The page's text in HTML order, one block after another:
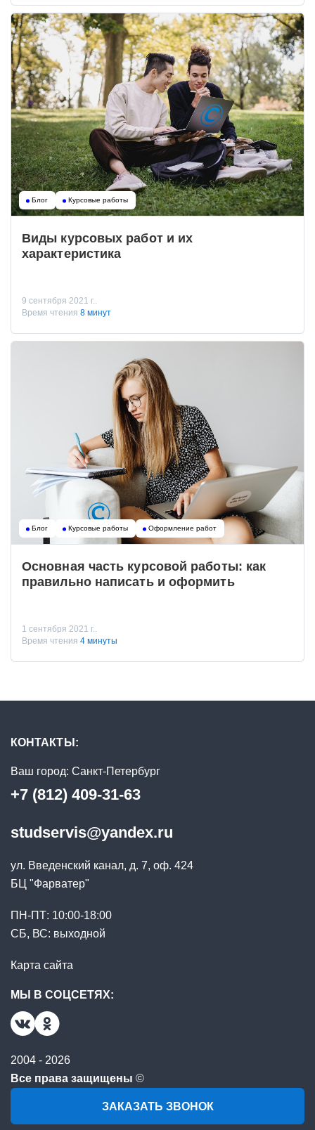
Блог Курсовые работы
Виды курсовых работ и их
характеристика
9 сентября 2021 г..
Время чтения 8 минут
Блог Курсовые работы Оформление работ
Основная часть курсовой работы: как
правильно написать и оформить
1 сентября 2021 г..
Время чтения 4 минуты
КОНТАКТЫ:
Ваш город: Санкт-Петербург
+7 (812) 409-31-63
studservis@yandex.ru
ул. Введенский канал, д. 7, оф. 424
БЦ "Фарватер"
ПН-ПТ: 10:00-18:00
СБ, ВС: выходной
Карта сайта
МЫ В СОЦСЕТЯХ:
2004 - 2026
Все права защищены ©
ЗАКАЗАТЬ ЗВОНОК